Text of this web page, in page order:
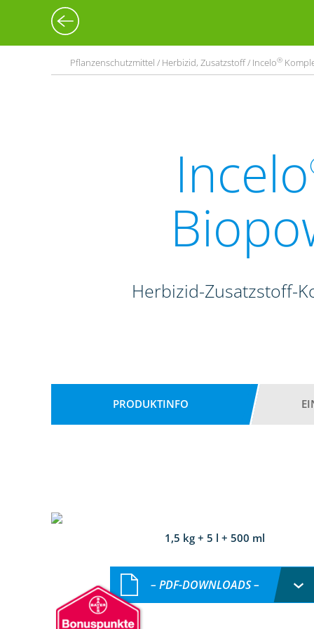
Pflanzenschutzmittel / Herbizid, Zusatzstoff / Incelo®
Incelo
Herbizid-Zusatzstoff-
PRODUKTINFO
1,5 kg + 5 l + 500 ml
– PDF-DOWNLOADS –